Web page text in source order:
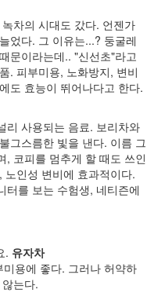
차의 시대도 갔다. 언젠가
었다. 그 이유는...? 둥굴레
문이라는데.. "신선초"라고
. 피부미용, 노화방지, 변비
도 효능이 뛰어나다고 한다.
리 사용되는 음료. 보리차와
그스름한 빛을 낸다. 이름 그
, 코피를 멈추게 할 때도 쓰인
인성 변비에 효과적이다.
터를 보는 수험생, 네티즌에
. 유자차
용에 좋다. 그러나 허약하
는다.